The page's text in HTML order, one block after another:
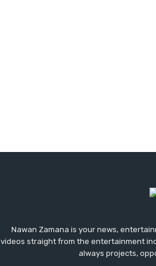
Nawan Zamana is your news,
videos straight from the entertainment
always projects,